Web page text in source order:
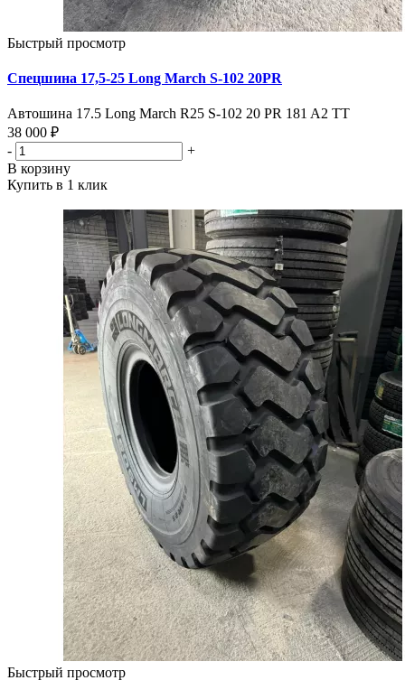
Быстрый просмотр
Спецшина 17,5-25 Long March S-102 20PR
Автошина 17.5 Long March R25 S-102 20 PR 181 A2 TT
38 000 ₽
-
+
В корзину
Купить в 1 клик
Быстрый просмотр